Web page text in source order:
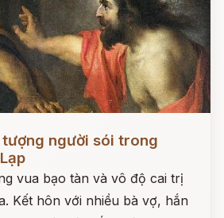
tượng người sói trong
vua bạo tàn và vô độ cai trị
Kết hôn với nhiều bà vợ, hắn